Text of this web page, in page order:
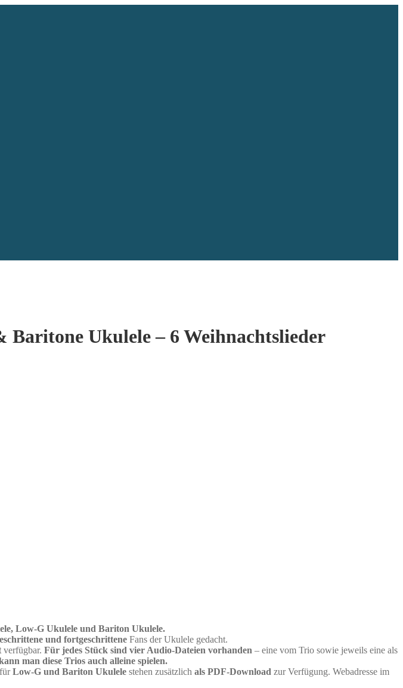
Ukulele – 6 Weihnachtslieder
Low-G Ukulele und Bariton Ukulele.
und fortgeschrittene Fans der Ukulele gedacht.
verfügbar. Für jedes Stück sind vier Audio-Dateien vorhanden – eine vom Trio sowie jeweils eine als
man diese Trios auch alleine spielen.
Low-G und Bariton Ukulele stehen zusätzlich als PDF-Download zur Verfügung. Webadresse im